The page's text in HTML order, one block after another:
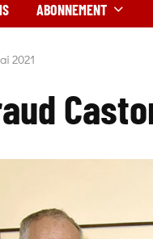
ABONNEMENT
2021